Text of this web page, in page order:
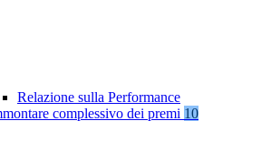
Relazione sulla Performance
complessivo dei premi 10